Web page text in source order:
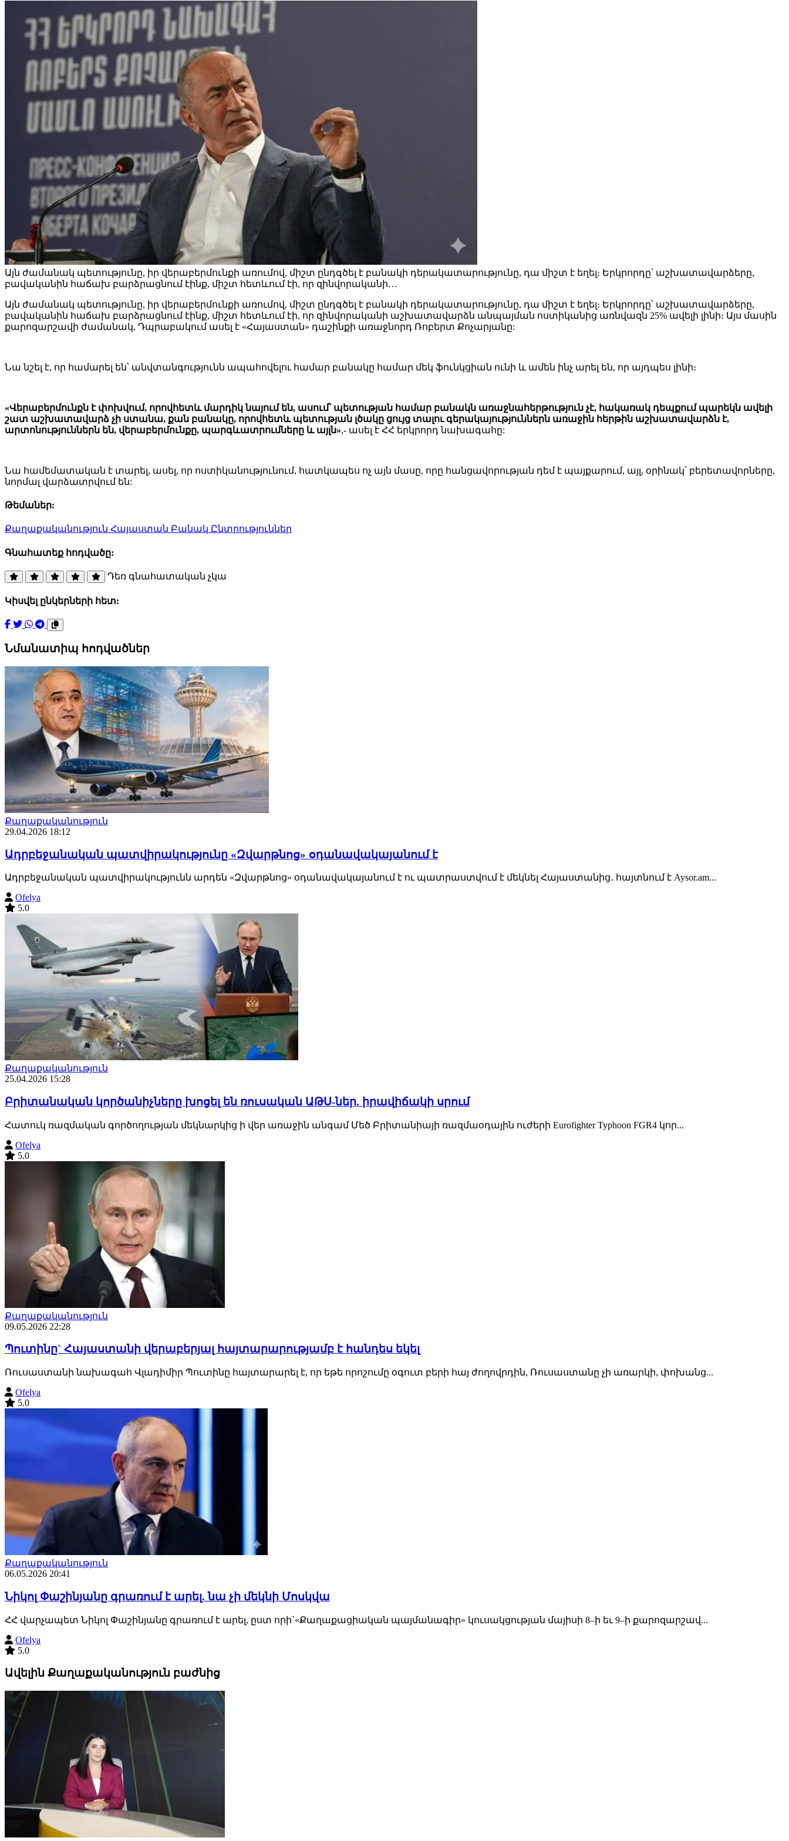
Այն ժամանակ պետությունը, իր վերաբերմունքի առումով, միշտ ընդգծել է բանակի դերակատարությունը, դա միշտ է եղել։ Երկրորդը՝ աշխատավարձերը,
բավականին հաճախ բարձրացնում էինք, միշտ հետևում էի, որ զինվորականի…
Այն ժամանակ պետությունը, իր վերաբերմունքի առումով, միշտ ընդգծել է բանակի դերակատարությունը, դա միշտ է եղել։ Երկրորդը՝ աշխատավարձերը,
բավականին հաճախ բարձրացնում էինք, միշտ հետևում էի, որ զինվորականի աշխատավարձն անպայման ոստիկանից առնվազն 25% ավելի լինի։ Այս մասին
քարոզարշավի ժամանակ, Դպրաբակում ասել է «Հայաստան» դաշինքի առաջնորդ Ռոբերտ Քոչարյանը:
Նա նշել է, որ համարել են՝ անվտանգությունն ապահովելու համար բանակը համար մեկ ֆունկցիան ունի և ամեն ինչ արել են, որ այդպես լինի։
«Վերաբերմունքն է փոխվում, որովհետև մարդիկ նայում են, ասում՝ պետության համար բանակն առաջնահերթություն չէ, հակառակ դեպքում պարեկն ավելի
շատ աշխատավարձ չի ստանա, քան բանակը, որովհետև պետության լծակը ցույց տալու գերակայություններն առաջին հերթին աշխատավարձն է,
արտոնություններն են, վերաբերմունքը, պարգևատրումները և այլն»,- ասել է ՀՀ երկրորդ նախագահը:
Նա համեմատական է տարել, ասել, որ ոստիկանությունում, հատկապես ոչ այն մասը, որը հանցավորության դեմ է պայքարում, այլ, օրինակ՝ բերետավորները,
նորմալ վարձատրվում են:
Թեմաներ:
Քաղաքականություն Հայաստան Բանակ Ընտրություններ
Գնահատեք հոդվածը:
Դեռ գնահատական չկա
Կիսվել ընկերների հետ:
Նմանատիպ հոդվածներ
Քաղաքականություն
29.04.2026 18:12
Ադրբեջանական պատվիրակությունը «Զվարթնոց» օդանավակայանում է
Ադրբեջանական պատվիրակությունն արդեն «Զվարթնոց» օդանավակայանում է ու պատրաստվում է մեկնել Հայաստանից․ հայտնում է Aysor.am...
Ofelya
5.0
Քաղաքականություն
25.04.2026 15:28
Բրիտանական կործանիչները խոցել են ռուսական ԱԹՍ-ներ. իրավիճակի սրում
Հատուկ ռազմական գործողության մեկնարկից ի վեր առաջին անգամ Մեծ Բրիտանիայի ռազմաօդային ուժերի Eurofighter Typhoon FGR4 կոր...
Ofelya
5.0
Քաղաքականություն
09.05.2026 22:28
Պուտինը` Հայաստանի վերաբերյալ հայտարարությամբ է հանդես եկել
Ռուսաստանի նախագահ Վլադիմիր Պուտինը հայտարարել է, որ եթե որոշումը օգուտ բերի հայ ժողովրդին, Ռուսաստանը չի առարկի, փոխանց...
Ofelya
5.0
Քաղաքականություն
06.05.2026 20:41
Նիկոլ Փաշինյանը գրառում է արել. նա չի մեկնի Մոսկվա
ՀՀ վարչապետ Նիկոլ Փաշինյանը գրառում է արել, ըստ որի`«Քաղաքացիական պայմանագիր» կուսակցության մայիսի 8–ի եւ 9–ի քարոզարշավ...
Ofelya
5.0
Ավելին Քաղաքականություն բաժնից